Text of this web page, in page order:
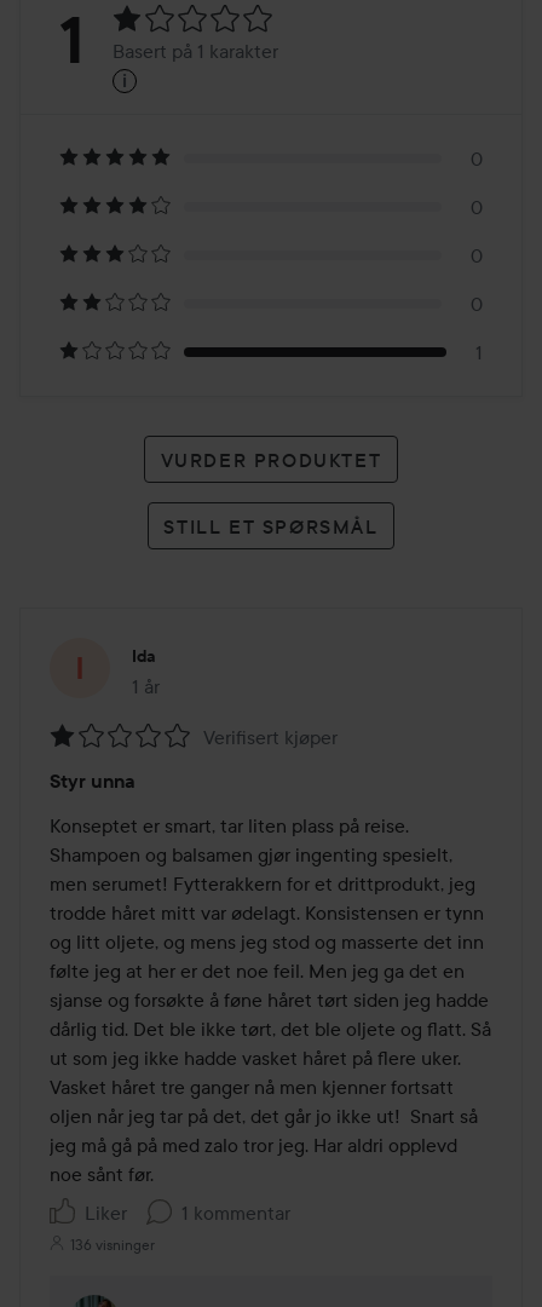
Vurdering:
Basert
på
1
karakter
1 Basert på 1 karakter
i
0
0
0
0
1
VURDER PRODUKTET
STILL ET SPØRSMÅL
Ida
1 år
Innlegget ble opprettet 1 år
1
av
5
Verifisert kjøper
Styr unna
Konseptet er smart, tar liten plass på reise.
Shampoen og balsamen gjør ingenting spesielt,
men serumet! Fytterakkern for et drittprodukt, jeg
trodde håret mitt var ødelagt. Konsistensen er tynn
og litt oljete, og mens jeg stod og masserte det inn
følte jeg at her er det noe feil. Men jeg ga det en
sjanse og forsøkte å føne håret tørt siden jeg hadde
dårlig tid. Det ble ikke tørt, det ble oljete og flatt. Så
ut som jeg ikke hadde vasket håret på flere uker.
Vasket håret tre ganger nå men kjenner fortsatt
oljen når jeg tar på det, det går jo ikke ut!  Snart så
jeg må gå på med zalo tror jeg. Har aldri opplevd
noe sånt før.
Liker
1 kommentar
136 visninger